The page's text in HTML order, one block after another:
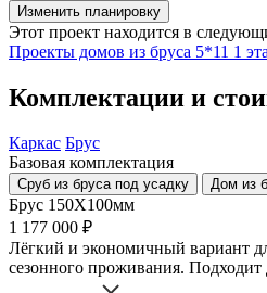
Изменить планировку
Этот проект находится в
Проекты домов из бруса 5*11 1
Комплектации и
Каркас Брус
Базовая комплектация
Сруб из бруса под усадку Дом из
Брус 150Х100мм
1 177 000 ₽
Лёгкий и экономичный вариант
сезонного проживания. Подходит